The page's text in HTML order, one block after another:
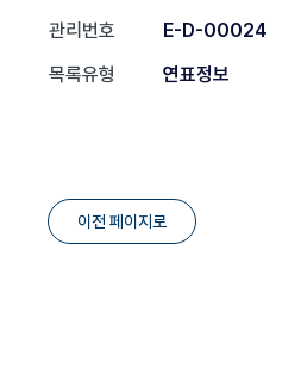
관리번호
E-D-00024
목록유형
연표정보
이전 페이지로